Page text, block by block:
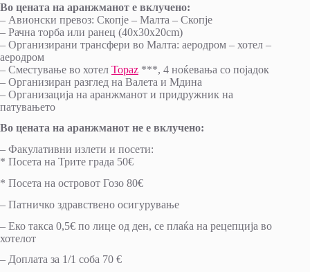
Во цената на аранжманот е вклучено:
– Авионски превоз: Скопје – Малта – Скопје
– Рачна торба или ранец (40x30x20cm)
– Oрганизирани трансфери во Малта: аеродром – хотел –
аеродром
– Сместување во хотел Topaz ***, 4 ноќевања со појадок
– Организиран разглед на Валета и Мдина
– Организација на аранжманот и придружник на
патувањето
Во цената на аранжманот не е вклучено:
– Факулативни излети и посети:
* Посета на Трите града 50€
* Посета на островот Гозо 80€
– Патничко здравствено осигурување
– Еко такса 0,5€ по лице од ден, се плаќа на рецепција во
хотелот
– Доплата за 1/1 соба 70 €